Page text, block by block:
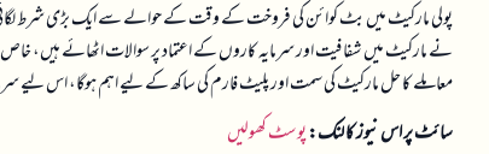
پولی مارکیٹ میں بٹ کوائن کی فروخت کے وقت کے حوالے سے ایک بڑی شرط
نے مارکیٹ میں شفافیت اور سرمایہ کاروں کے اعتماد پر سوالات اٹھائے ہیں،
معاملے کا حل مارکیٹ کی سمت اور پلیٹ فارم کی ساکھ کے لیے اہم ہوگا، اس لیے
سائٹ پر اس نیوز کا لنک:پوسٹ کھولیں